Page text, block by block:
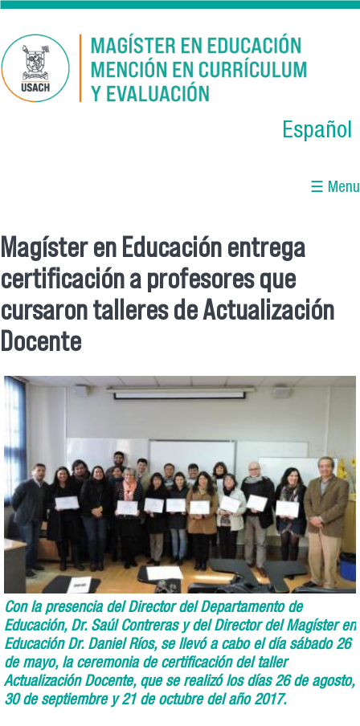
Skip to main content
Español
☰ Menu
You are here
Magíster en Educación entrega
certificación a profesores que
cursaron talleres de Actualización
Docente
Con la presencia del Director del Departamento de
Educación, Dr. Saúl Contreras y del Director del Magíster en
Educación Dr. Daniel Ríos, se llevó a cabo el día sábado 26
de mayo, la ceremonia de certificación del taller
Actualización Docente, que se realizó los días 26 de agosto,
30 de septiembre y 21 de octubre del año 2017.